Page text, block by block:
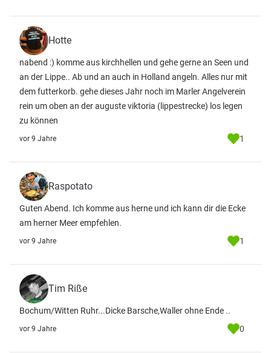
Hotte
nabend :) komme aus kirchhellen und gehe gerne an Seen und
an der Lippe.. Ab und an auch in Holland angeln. Alles nur mit
dem futterkorb. gehe dieses Jahr noch im Marler Angelverein
rein um oben an der auguste viktoria (lippestrecke) los legen
zu können
vor 9 Jahre 1
Raspotato
Guten Abend. Ich komme aus herne und ich kann dir die Ecke
am herner Meer empfehlen.
vor 9 Jahre 1
Tim Riße
Bochum/Witten Ruhr...Dicke Barsche,Waller ohne Ende ..
vor 9 Jahre 0